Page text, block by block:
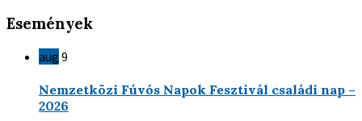
Események
aug 9
Nemzetközi Fúvós Napok Fesztivál családi nap –
2026